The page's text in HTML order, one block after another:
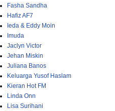
Fasha Sandha
Hafiz AF7
Ieda & Eddy Moin
Imuda
Jaclyn Victor
Jehan Miskin
Juliana Banos
Keluarga Yusof Haslam
Kieran Hot FM
Linda Onn
Lisa Surihani